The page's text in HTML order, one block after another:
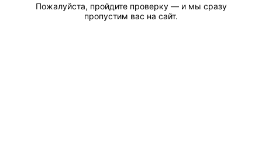
Пожалуйста, пройдите проверку — и мы сразу
пропустим вас на сайт.